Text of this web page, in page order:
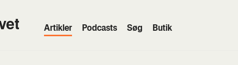
Artik­ler Podcasts Søg Butik